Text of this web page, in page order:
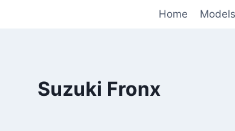
Home Models
Suzuki Fronx